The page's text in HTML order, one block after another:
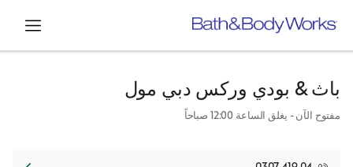
باث & بودي وركس دبي مول
مفتوح الآن - يغلق الساعة 12:00 صباحاً